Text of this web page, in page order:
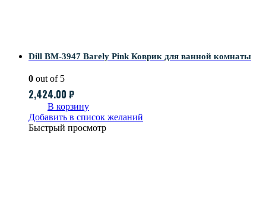
Dill BM-3947 Barely Pink Коврик для ванной комнаты
0 out of 5
2,424.00 ₽
В корзину
Добавить в список желаний
Быстрый просмотр